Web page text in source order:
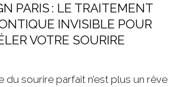
PARIS : LE TRAITEMENT
INVISIBLE POUR
VOTRE SOURIRE
du sourire parfait n’est plus un rêve